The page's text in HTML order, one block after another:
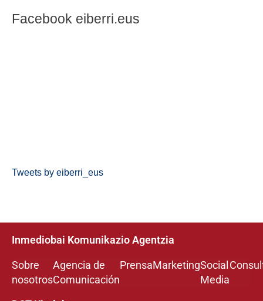
Facebook eiberri.eus
Tweets by eiberri_eus
Inmediobai Komunikazio Agentzia
Sobre
nosotros
Agencia de
Comunicación
PrensaMarketingSocial
Media